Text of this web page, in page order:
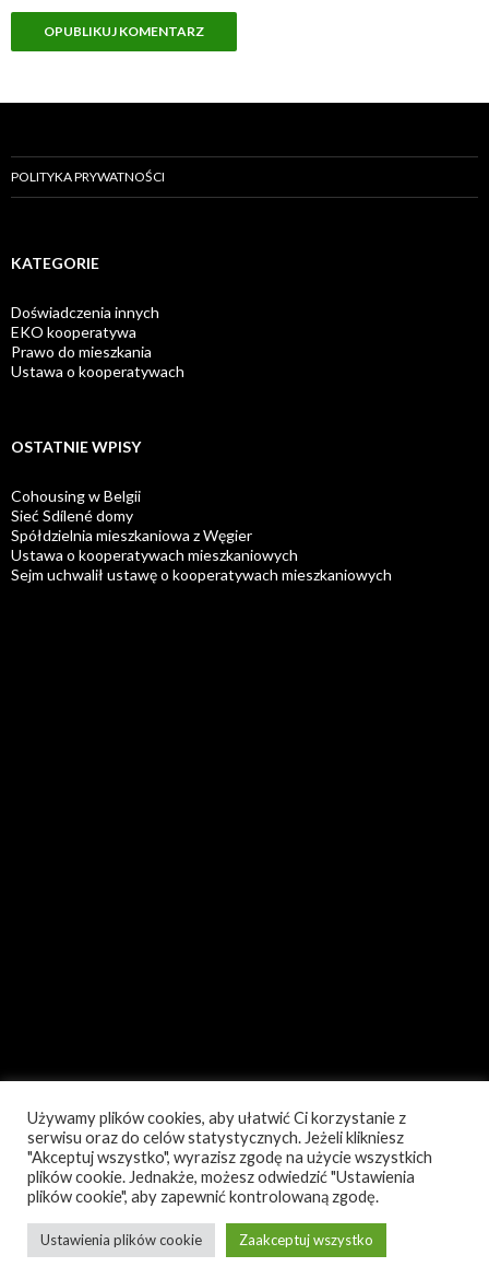
POLITYKA PRYWATNOŚCI
KATEGORIE
Doświadczenia innych
EKO kooperatywa
Prawo do mieszkania
Ustawa o kooperatywach
OSTATNIE WPISY
Cohousing w Belgii
Sieć Sdílené domy
Spółdzielnia mieszkaniowa z Węgier
Ustawa o kooperatywach mieszkaniowych
Sejm uchwalił ustawę o kooperatywach mieszkaniowych
Używamy plików cookies, aby ułatwić Ci korzystanie z
serwisu oraz do celów statystycznych. Jeżeli klikniesz
"Akceptuj wszystko", wyrazisz zgodę na użycie wszystkich
plików cookie. Jednakże, możesz odwiedzić "Ustawienia
plików cookie", aby zapewnić kontrolowaną zgodę.
Ustawienia plików cookie Zaakceptuj wszystko